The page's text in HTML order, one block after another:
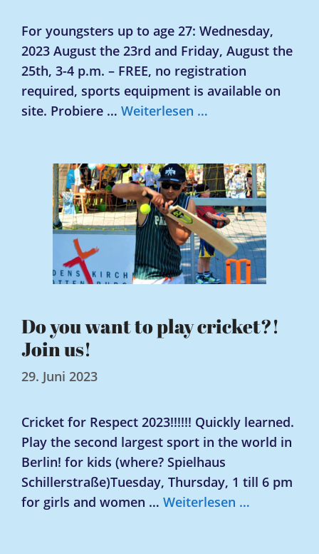
For youngsters up to age 27: Wednesday,
2023 August the 23rd and Friday, August the
25th, 3-4 p.m. – FREE, no registration
required, sports equipment is available on
site. Probiere … Weiterlesen …
Do you want to play cricket?!
Join us!
29. Juni 2023
Cricket for Respect 2023!!!!!! Quickly learned.
Play the second largest sport in the world in
Berlin! for kids (where? Spielhaus
Schillerstraße)Tuesday, Thursday, 1 till 6 pm
for girls and women … Weiterlesen …